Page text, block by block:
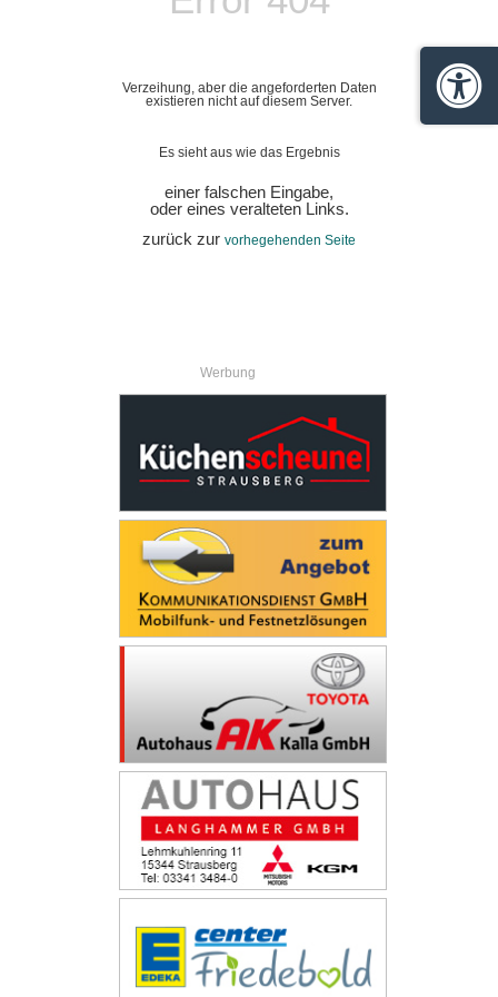
Verzeihung, aber die angeforderten Daten
existieren nicht auf diesem Server.
Es sieht aus wie das Ergebnis
einer falschen Eingabe,
oder eines veralteten Links.
zurück zur vorhegehenden Seite
Werbung